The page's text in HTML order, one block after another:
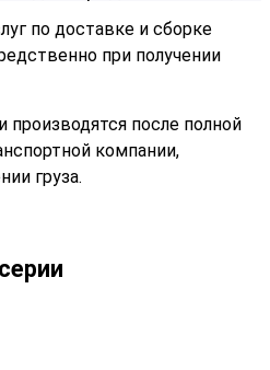
по доставке и сборке
при получении
после полной
компании,
груза.